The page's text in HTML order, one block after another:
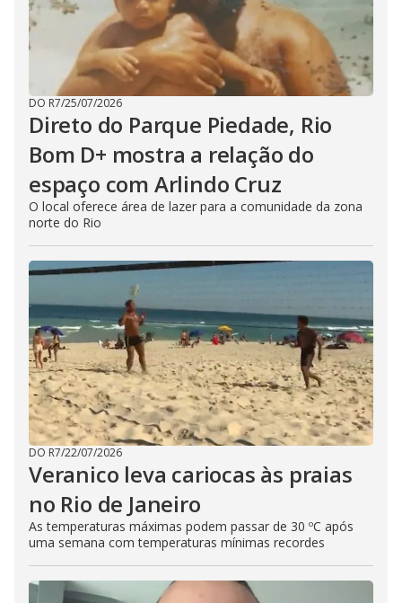
DO R7/25/07/2026
Direto do Parque Piedade, Rio
Bom D+ mostra a relação do
espaço com Arlindo Cruz
O local oferece área de lazer para a comunidade da zona
norte do Rio
DO R7/22/07/2026
Veranico leva cariocas às praias
no Rio de Janeiro
As temperaturas máximas podem passar de 30 ºC após
uma semana com temperaturas mínimas recordes